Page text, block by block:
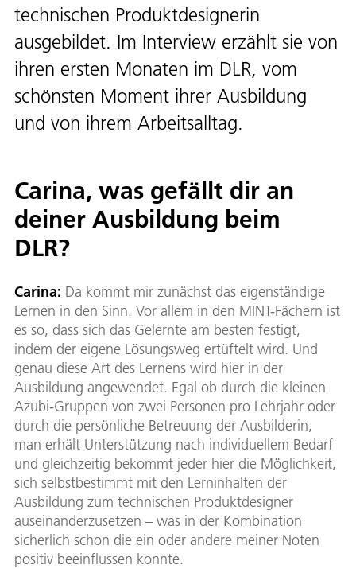
technischen Produktdesignerin
ausgebildet. Im Interview erzählt sie von
ihren ersten Monaten im DLR, vom
schönsten Moment ihrer Ausbildung
und von ihrem Arbeitsalltag.
Carina, was gefällt dir an
deiner Ausbildung beim
DLR?
Carina: Da kommt mir zunächst das eigenständige
Lernen in den Sinn. Vor allem in den MINT-Fächern ist
es so, dass sich das Gelernte am besten festigt,
indem der eigene Lösungsweg ertüftelt wird. Und
genau diese Art des Lernens wird hier in der
Ausbildung angewendet. Egal ob durch die kleinen
Azubi-Gruppen von zwei Personen pro Lehrjahr oder
durch die persönliche Betreuung der Ausbilderin,
man erhält Unterstützung nach individuellem Bedarf
und gleichzeitig bekommt jeder hier die Möglichkeit,
sich selbstbestimmt mit den Lerninhalten der
Ausbildung zum technischen Produktdesigner
auseinanderzusetzen – was in der Kombination
sicherlich schon die ein oder andere meiner Noten
positiv beeinflussen konnte.